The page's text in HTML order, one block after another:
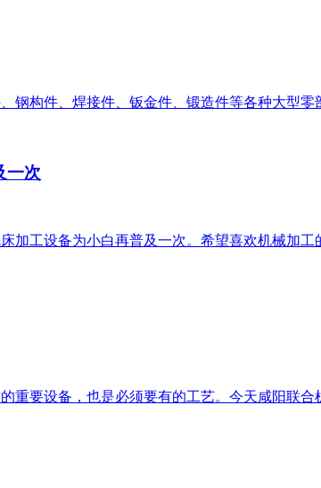
钢构件、焊接件、钣金件、锻造件等各种大型零
一次
加工设备为小白再普及一次。希望喜欢机械加
要设备，也是必须要有的工艺。今天咸阳联合